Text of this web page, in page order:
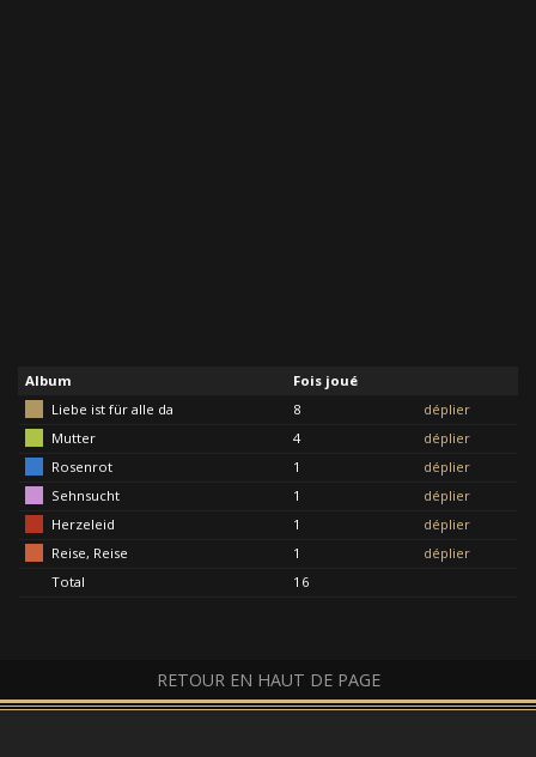
Album
Fois joué
Liebe ist für alle da
8
déplier
Mutter
4
déplier
Rosenrot
1
déplier
Sehnsucht
1
déplier
Herzeleid
1
déplier
Reise, Reise
1
déplier
Total
16
RETOUR EN HAUT DE PAGE